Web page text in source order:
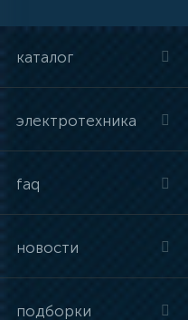
каталог
электротехника
faq
новости
подборки